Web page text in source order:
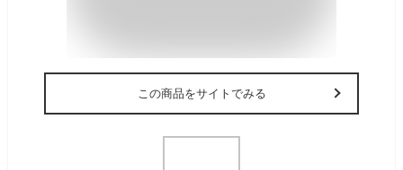
この商品をサイトでみる